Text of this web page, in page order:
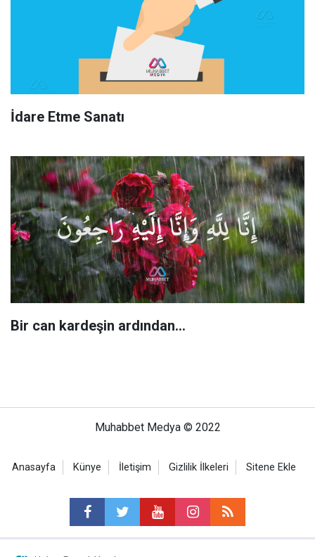
İdare Etme Sanatı
Bir can kardeşin ardından…
Muhabbet Medya © 2022
Anasayfa Künye İletişim Gizlilik İlkeleri Sitene Ekle